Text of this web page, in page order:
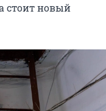
стоит новый